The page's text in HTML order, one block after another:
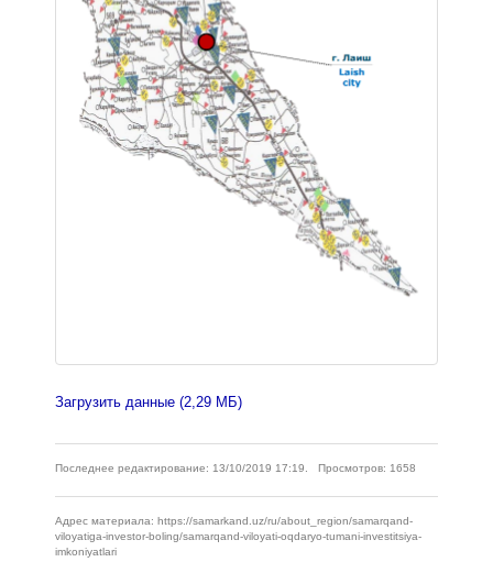
Загрузить данные (2,29 МБ)
Последнее редактирование: 13/10/2019 17:19. Просмотров: 1658
Адрес материала: https://samarkand.uz/ru/about_region/samarqand-
viloyatiga-investor-boling/samarqand-viloyati-oqdaryo-tumani-investitsiya-
imkoniyatlari